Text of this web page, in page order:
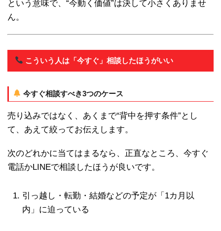
という意味で、“今動く価値”は決して小さくありませ
ん。
こういう人は「今すぐ」相談したほうがいい
今すぐ相談すべき3つのケース
売り込みではなく、あくまで“背中を押す条件”とし
て、あえて絞ってお伝えします。
次のどれかに当てはまるなら、正直なところ、今すぐ
電話かLINEで相談したほうが良いです。
引っ越し・転勤・結婚などの予定が「1カ月以
内」に迫っている